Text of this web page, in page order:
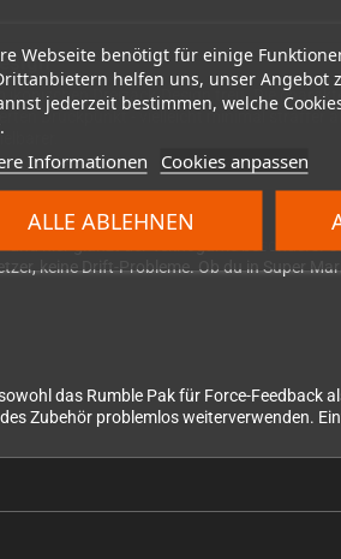
Webseite benötigt für einige
helfen uns, unser Angebot
jederzeit bestimmen, welche
Informationen Cookies anpassen
ALLE ABLEHNEN
ikonischen Dreizack-Design treu. Die
Druckpunkt - vielleicht minimal straffer
hier glänzt der Teknogame
keine Drift-Probleme. Ob du in Super
das Rumble Pak für Force-
Zubehör problemlos weiterverwenden.